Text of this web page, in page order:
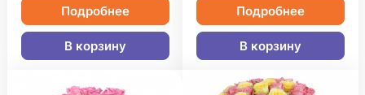
Подробнее
В корзину
Подробнее
В корзину